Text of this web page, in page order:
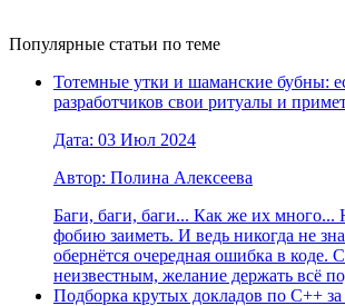
Популярные статьи по теме
Тотемные утки и шаманские бубны:
разработчиков свои ритуалы и
Дата: 03 Июл 2024
Автор: Полина Алексеева
Баги, баги, баги... Как же их много...
фобию заиметь. И ведь никогда не
обернётся очередная ошибка в коде.
неизвестным, желание держать всё
Подборка крутых докладов по С++ за